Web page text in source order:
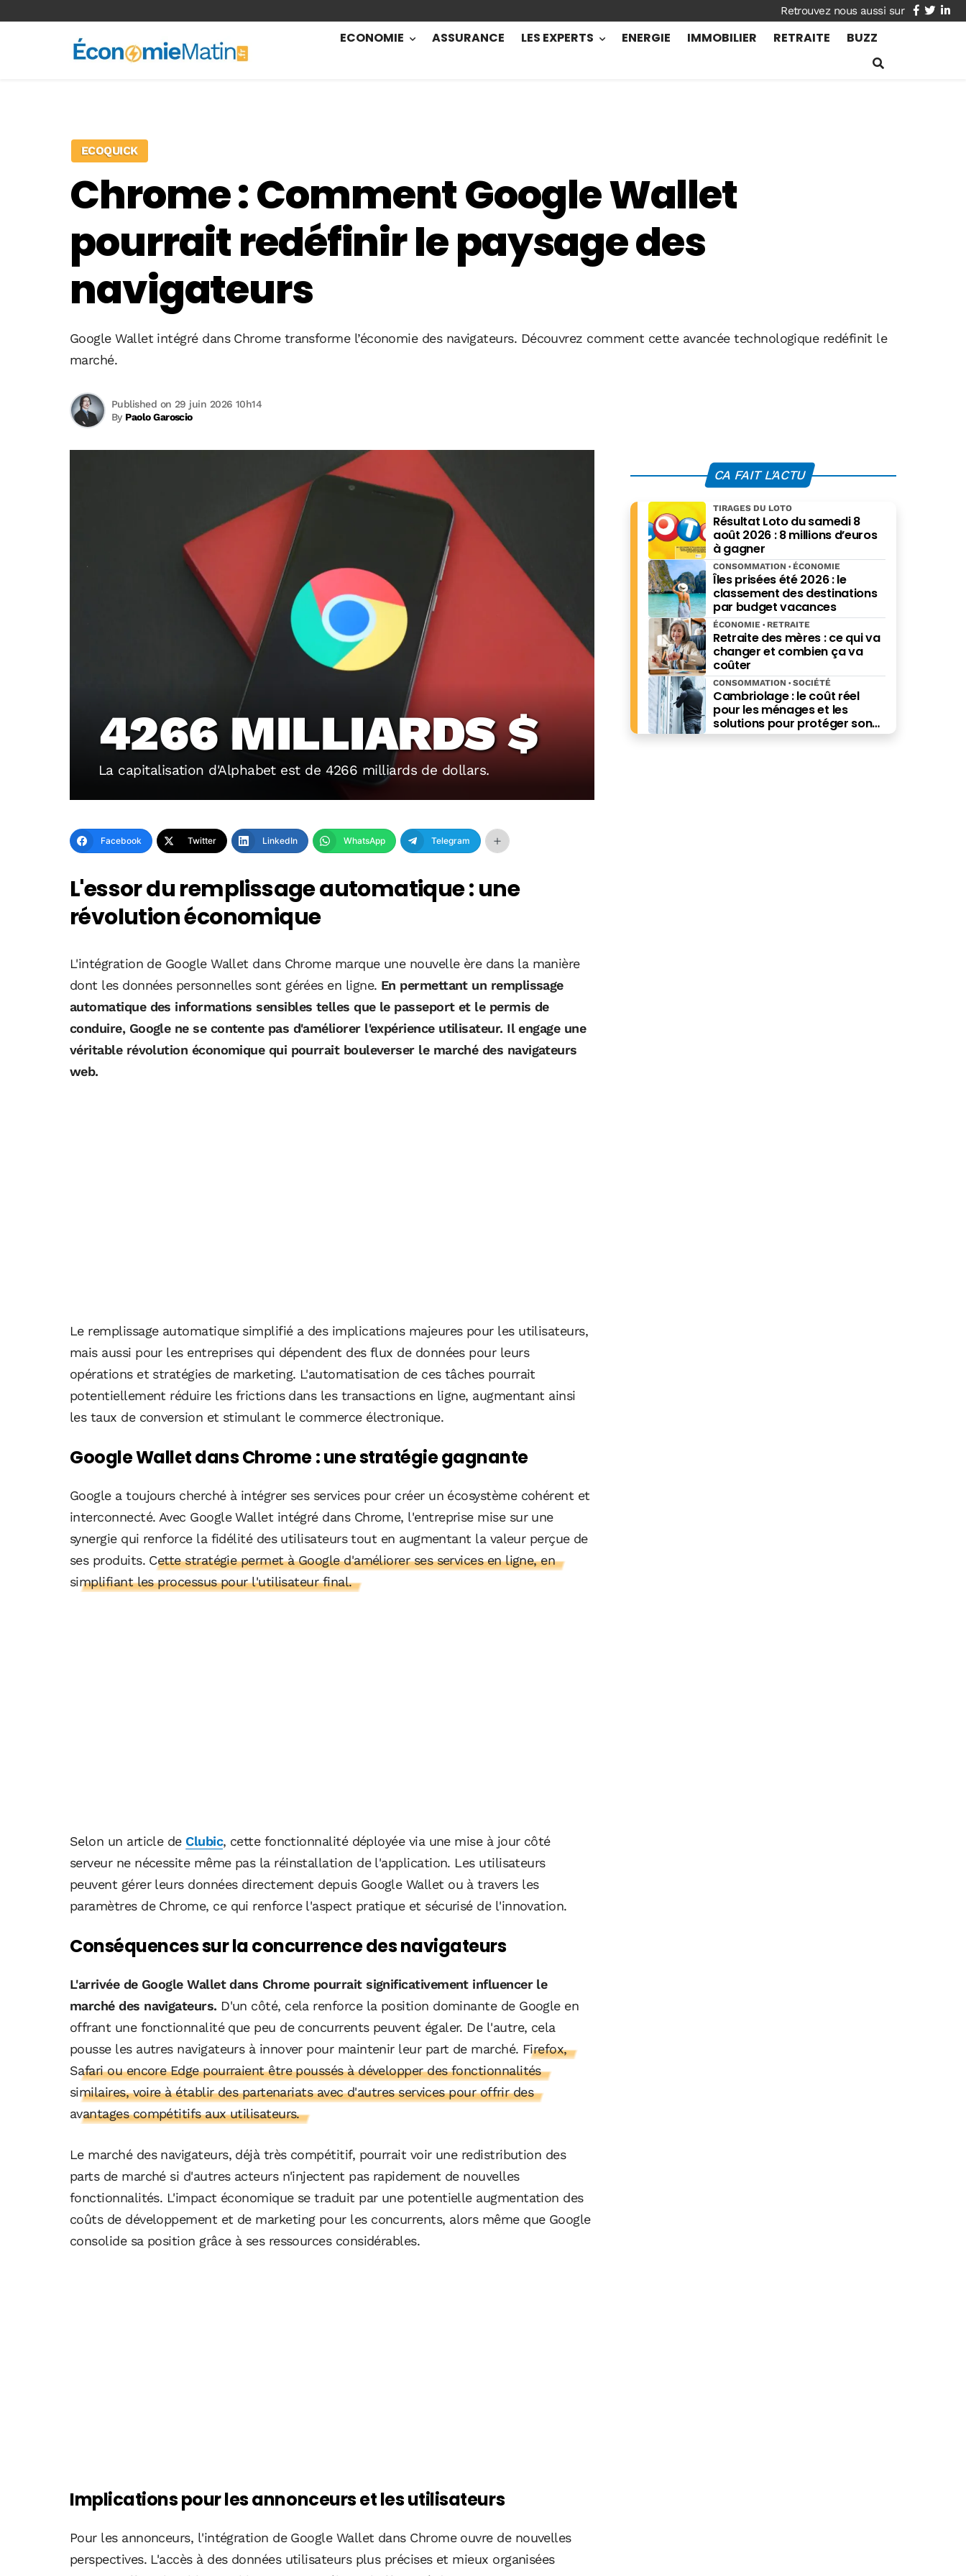
facebook
twitter
ECONOMIE ASSURANCE LES EXPERTS ENERGIE IMMOBILIER RETRAITE BUZZ
ECOQUICK
Chrome : Comment Google Wallet
pourrait redéfinir le paysage des
navigateurs
Google Wallet intégré dans Chrome transforme l’économie des navigateurs. Découvrez comment cette avancée technologique redéfinit le
marché.
By Paolo Garoscio
Published on 29 juin 2026 10h14
4266 MILLIARDS $
La capitalisation d'Alphabet est de 4266 milliards de dollars.
Facebook Twitter LinkedIn WhatsApp Telegram
L'essor du remplissage automatique : une
révolution économique
L'intégration de Google Wallet dans Chrome marque une nouvelle ère dans la manière
dont les données personnelles sont gérées en ligne. En permettant un remplissage
automatique des informations sensibles telles que le passeport et le permis de
conduire, Google ne se contente pas d'améliorer l'expérience utilisateur. Il engage une
véritable révolution économique qui pourrait bouleverser le marché des navigateurs
web.
Le remplissage automatique simplifié a des implications majeures pour les utilisateurs,
mais aussi pour les entreprises qui dépendent des flux de données pour leurs
opérations et stratégies de marketing. L'automatisation de ces tâches pourrait
potentiellement réduire les frictions dans les transactions en ligne, augmentant ainsi
les taux de conversion et stimulant le commerce électronique.
Google Wallet dans Chrome : une stratégie gagnante
Google a toujours cherché à intégrer ses services pour créer un écosystème cohérent et
interconnecté. Avec Google Wallet intégré dans Chrome, l'entreprise mise sur une
synergie qui renforce la fidélité des utilisateurs tout en augmentant la valeur perçue de
ses produits.Cette stratégie permet à Google d'améliorer ses services en ligne, en
simplifiant les processus pour l'utilisateur final.
Selon un article de Clubic, cette fonctionnalité déployée via une mise à jour côté
serveur ne nécessite même pas la réinstallation de l'application. Les utilisateurs
peuvent gérer leurs données directement depuis Google Wallet ou à travers les
paramètres de Chrome, ce qui renforce l'aspect pratique et sécurisé de l'innovation.
Conséquences sur la concurrence des navigateurs
L'arrivée de Google Wallet dans Chrome pourrait significativement influencer le
marché des navigateurs. D'un côté, cela renforce la position dominante de Google en
offrant une fonctionnalité que peu de concurrents peuvent égaler. De l'autre, cela
pousse les autres navigateurs à innover pour maintenir leur part de marché. Firefox,
Safari ou encore Edge pourraient être poussés à développer des fonctionnalités
similaires, voire à établir des partenariats avec d'autres services pour offrir des
avantages compétitifs aux utilisateurs.
Le marché des navigateurs, déjà très compétitif, pourrait voir une redistribution des
parts de marché si d'autres acteurs n'injectent pas rapidement de nouvelles
fonctionnalités. L'impact économique se traduit par une potentielle augmentation des
coûts de développement et de marketing pour les concurrents, alors même que Google
consolide sa position grâce à ses ressources considérables.
Implications pour les annonceurs et les utilisateurs
Pour les annonceurs, l'intégration de Google Wallet dans Chrome ouvre de nouvelles
perspectives. L'accès à des données utilisateurs plus précises et mieux organisées
CA FAIT L'ACTU
Résultat Loto du samedi 8
août 2026 : 8 millions d’euros
à gagner
TIRAGES DU LOTO
Îles prisées été 2026 : le
classement des destinations
par budget vacances
CONSOMMATION ÉCONOMIE
Retraite des mères : ce qui va
changer et combien ça va
coûter
ÉCONOMIE RETRAITE
Cambriolage : le coût réel
pour les ménages et les
solutions pour protéger son
budget
CONSOMMATION SOCIÉTÉ